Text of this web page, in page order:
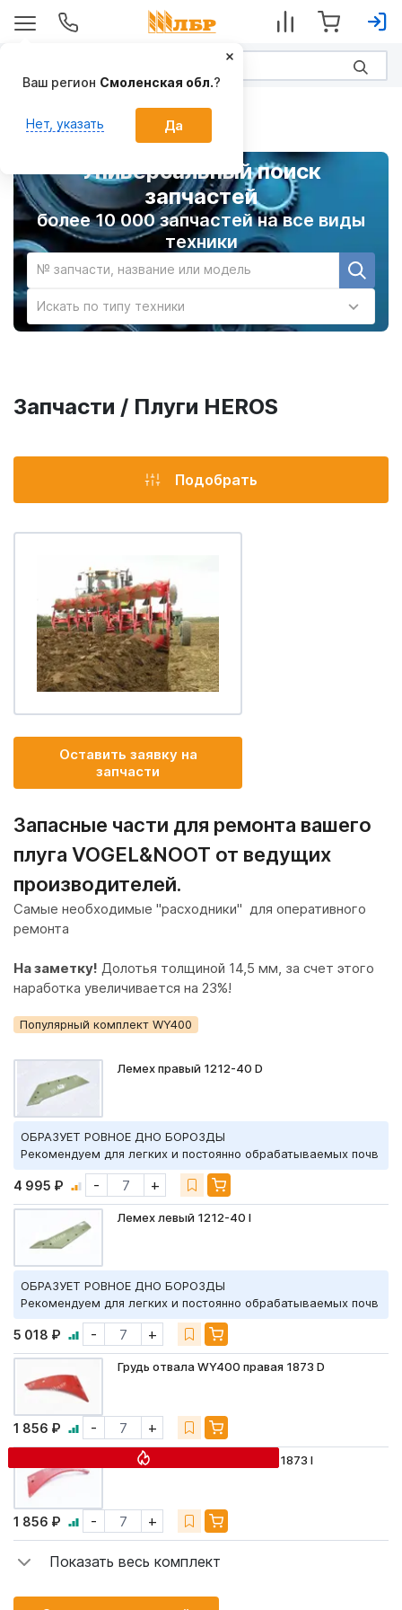
Универсальный поиск
запчастей
более 10 000 запчастей на все виды
техники
№ запчасти, название или модель
Искать по типу техники
Запчасти / Плуги HEROS
Подобрать
Оставить заявку на
запчасти
Запасные части для ремонта вашего
плуга VOGEL&NOOT от ведущих
производителей.
Самые необходимые "расходники" для оперативного
ремонта
На заметку! Долотья толщиной 14,5 мм, за счет этого
наработка увеличивается на 23%!
Популярный комплект WY400
Лемех правый 1212-40 D
ОБРАЗУЕТ РОВНОЕ ДНО БОРОЗДЫ
Рекомендуем для легких и постоянно обрабатываемых почв
4 995 ₽ - +
Лемех левый 1212-40 I
ОБРАЗУЕТ РОВНОЕ ДНО БОРОЗДЫ
Рекомендуем для легких и постоянно обрабатываемых почв
5 018 ₽ - +
Грудь отвала WY400 правая 1873 D
1 856 ₽ - +
Грудь отвала WY400 левая 1873 I
1 856 ₽ - +
Показать весь комплект
Ваш регион Смоленская обл.?
Нет, указать Да